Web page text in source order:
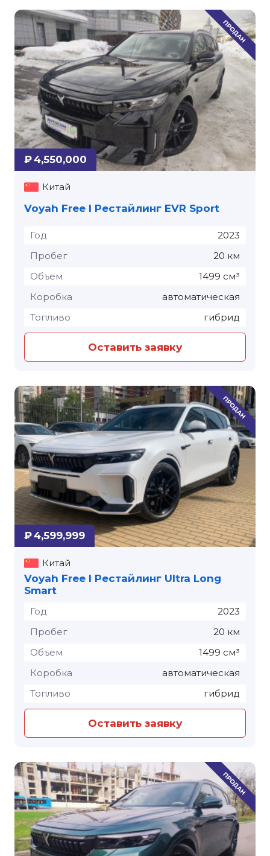
₽ 4,550,000
Китай
Voyah Free I Рестайлинг EVR Sport
Год
2023
Пробег
20 км
Объем
1499 см³
Коробка
автоматическая
Топливо
гибрид
Оставить заявку
₽ 4,599,999
Китай
Voyah Free I Рестайлинг Ultra Long
Smart
Год
2023
Пробег
20 км
Объем
1499 см³
Коробка
автоматическая
Топливо
гибрид
Оставить заявку